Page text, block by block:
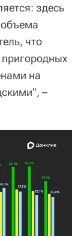
здесь
объема
что
пригородных
на
–